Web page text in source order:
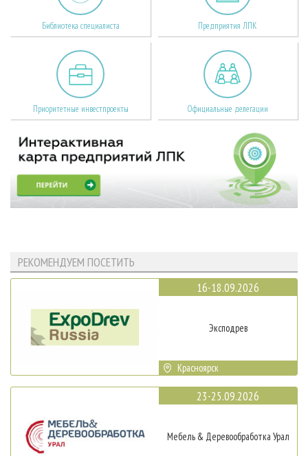
Библиотека специалиста Предприятия ЛПК
Приоритетные инвестпроекты Официальные делегации
РЕКОМЕНДУЕМ ПОСЕТИТЬ
16-18.09.2026
Эксподрев
Красноярск
23-25.09.2026
Мебель & Деревообработка Урал